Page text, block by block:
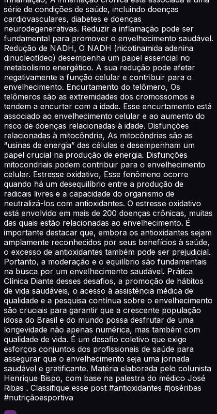
série de condições de saúde, incluindo doenças
cardiovasculares, diabetes e doenças
neurodegenerativas. Reduzir a inflamação pode ser
fundamental para promover o envelhecimento saudável.
Redução de NADH, O NADH (nicotinamida adenina
dinucleotídeo) desempenha um papel essencial no
metabolismo energético. A sua redução pode afetar
negativamente a função celular e contribuir para o
envelhecimento. Encurtamento do telômero, Os
telômeros são as extremidades dos cromossomos e
tendem a encurtar com a idade. Esse encurtamento está
associado ao envelhecimento celular e ao aumento do
risco de doenças relacionadas à idade. Disfunções
relacionadas à mitocôndria, As mitocôndrias são as
“usinas de energia” das células e desempenham um
papel crucial na produção de energia. Disfunções
mitocondriais podem contribuir para o envelhecimento
celular. Estresse oxidativo, Esse fenômeno ocorre
quando há um desequilíbrio entre a produção de
radicais livres e a capacidade do organismo de
neutralizá-los com antioxidantes. O estresse oxidativo
está envolvido em mais de 200 doenças crônicas, muitas
das quais estão relacionadas ao envelhecimento. É
importante destacar que, embora os antioxidantes sejam
amplamente reconhecidos por seus benefícios à saúde,
o excesso de antioxidantes também pode ser prejudicial.
Portanto, a moderação e o equilíbrio são fundamentais
na busca por um envelhecimento saudável. Prática
Clínica Diante desses desafios, a promoção de hábitos
de vida saudáveis, o acesso à assistência médica de
qualidade e a pesquisa contínua sobre o envelhecimento
são cruciais para garantir que a crescente população
idosa do Brasil e do mundo possa desfrutar de uma
longevidade não apenas numérica, mas também com
qualidade de vida. É um desafio coletivo que exige
esforços conjuntos dos profissionais de saúde para
assegurar que o envelhecimento seja uma jornada
saudável e gratificante. Matéria elaborada pelo colunista
Henrique Bispo, com base na palestra do médico José
Ribas . Classifique esse post #antioxidantes #joséribas
#nutriçãoesportiva